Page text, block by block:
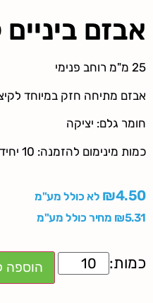
אבזם ביניים
25 מ"מ רוחב פנימי
אבזם מתיחה חזק במיוחד
חומר גלם: יציקה
כמות מינימום להזמנה: 10 יחידות
₪4.50
לא כולל מע"מ
₪5.31 מחיר כולל מע"מ
הוספה